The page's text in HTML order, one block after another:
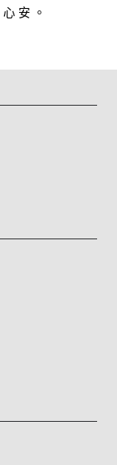
安 。